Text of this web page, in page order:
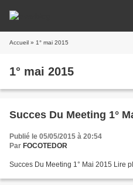
Accueil » 1° mai 2015
1° mai 2015
Succes Du Meeting 1°
Publié le 05/05/2015 à 20:54
Par FOCOTEDOR
Succes Du Meeting 1° Mai 2015 Lire